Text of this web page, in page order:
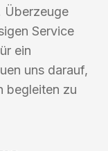
Überzeuge
Service
ein
uns darauf,
begleiten zu